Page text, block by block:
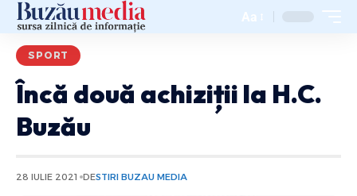
Aa
SPORT
Încă două achiziții la H.C.
Buzău
28 IULIE 2021 DESTIRI BUZAU MEDIA